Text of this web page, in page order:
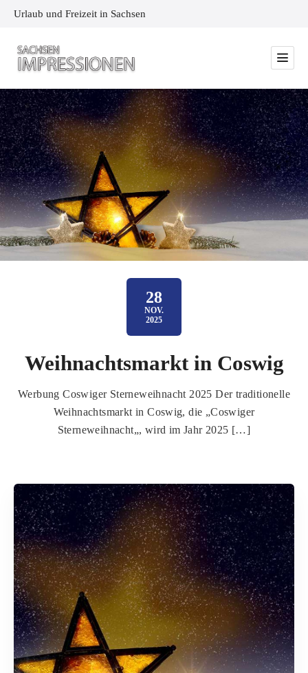
Urlaub und Freizeit in Sachsen
28
NOV.
2025
Weihnachtsmarkt in Coswig
Werbung Coswiger Sterneweihnacht 2025 Der traditionelle
Weihnachtsmarkt in Coswig, die „Coswiger
Sterneweihnacht„, wird im Jahr 2025 […]